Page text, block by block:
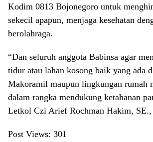
Kodim 0813 Bojonegoro untuk
sekecil apapun, menjaga kesehatan
berolahraga.
“Dan seluruh anggota Babinsa agar
tidur atau lahan kosong baik yang ada
Makoramil maupun lingkungan rumah
dalam rangka mendukung ketahanan
Letkol Czi Arief Rochman Hakim,
Post Views: 301